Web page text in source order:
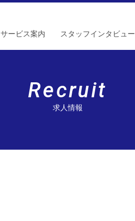
サービス案内 スタッフインタビュー
Recruit
求人情報